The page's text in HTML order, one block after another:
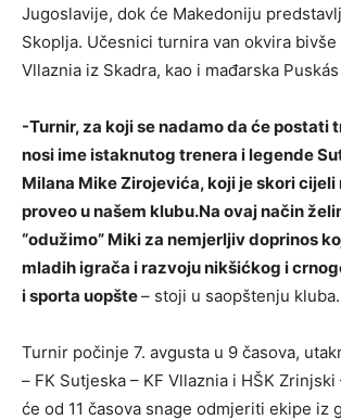
Jugoslavije, dok će Makedoniju
Skoplja. Učesnici turnira van okvira bivše
Vllaznia iz Skadra, kao i mađarska
-Turnir, za koji se nadamo da će postati
nosi ime istaknutog trenera i legende
Milana Mike Zirojevića, koji je skori
proveo u našem klubu.Na ovaj način
“odužimo” Miki za nemjerljiv doprinos
mladih igrača i razvoju nikšićkog i
i sporta uopšte– stoji u saopštenju kluba.
Turnir počinje 7. avgusta u 9 časova,
– FK Sutjeska – KF Vllaznia i HŠK Zrinjski
će od 11 časova snage odmjeriti ekipe iz